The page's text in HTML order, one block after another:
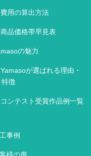
費用の算出方法
商品価格帯早見表
の魅力
Yamasoが選ばれる理由・
特徴
コンテスト受賞作品例一覧
事例